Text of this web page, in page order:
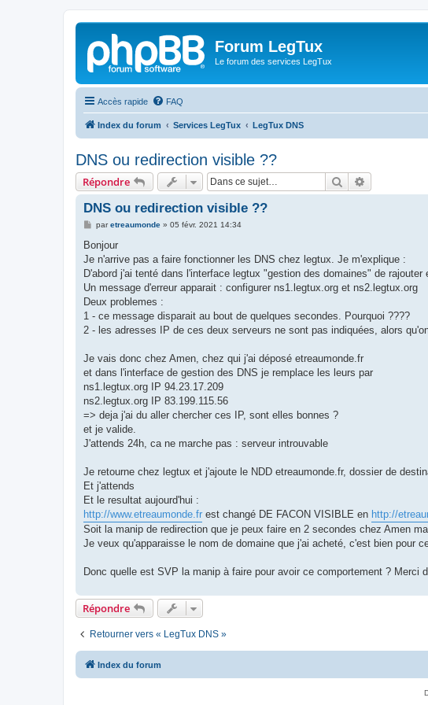
Forum LegTux
Le forum des services LegTux
Accès rapide FAQ
Index du forum Services LegTux LegTux DNS
DNS ou redirection visible ??
Répondre Rechercher
DNS ou redirection visible ??
M
s
a
g
paretreaumonde» 05 févr. 2021 14:34
Bonjour
Je n'arrive pas a faire fonctionner les DNS chez legtux. Je m'explique :
D'abord j'ai tenté dans l'interface legtux "gestion des domaines" de
Un message d'erreur apparait : configurer ns1.legtux.org et ns2.legtux.org
Deux problemes :
1 - ce message disparait au bout de quelques secondes. Pourquoi ????
2 - les adresses IP de ces deux serveurs ne sont pas indiquées, alors
Je vais donc chez Amen, chez qui j'ai déposé etreaumonde.fr
et dans l'interface de gestion des DNS je remplace les leurs par
ns1.legtux.org IP 94.23.17.209
ns2.legtux.org IP 83.199.115.56
=> deja j'ai du aller chercher ces IP, sont elles bonnes ?
et je valide.
J'attends 24h, ca ne marche pas : serveur introuvable
Je retourne chez legtux et j'ajoute le NDD etreaumonde.fr, dossier de
Et j'attends
Et le resultat aujourd'hui :
http://www.etreaumonde.fr est changé DE FACON VISIBLE en http://
Soit la manip de redirection que je peux faire en 2 secondes chez Amen
Je veux qu'apparaisse le nom de domaine que j'ai acheté, c'est bien pour
Donc quelle est SVP la manip à faire pour avoir ce comportement ? Merci
Répondre
Retourner vers « LegTux DNS »
Index du forum